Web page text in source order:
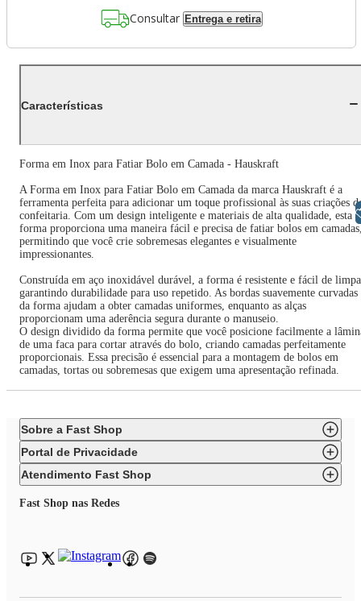
Consultar Entrega e retira
Características
Forma em Inox para Fatiar Bolo em Camada - Hauskraft
A Forma em Inox para Fatiar Bolo em Camada da marca Hauskraft é a
ferramenta perfeita para adicionar um toque profissional às suas criações
confeitaria. Com um design inteligente e materiais de alta qualidade, esta
forma proporciona uma maneira fácil e precisa de fatiar bolos em
permitindo que você crie sobremesas elegantes e visualmente
impressionantes.
Construída em aço inoxidável durável, a forma é resistente e fácil de
garantindo durabilidade para uso repetido. As bordas suavemente curvadas
da forma ajudam a obter camadas uniformes, enquanto as alças
proporcionam uma aderência segura durante o manuseio.
O design dividido da forma permite que você posicione facilmente a
de uma faca para cortar através do bolo, criando camadas perfeitamente
proporcionais. Essa precisão é essencial para a montagem de bolos em
camadas, tortas ou sobremesas que exigem uma apresentação refinada.
Sobre a Fast Shop
Portal de Privacidade
Atendimento Fast Shop
Fast Shop nas Redes
Libras